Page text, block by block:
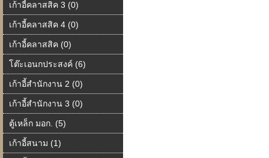
เก้าอี้คลาสสิค 3 (0)
เก้าอี้คลาสสิค 4 (0)
เก้าอี้คลาสสิค (0)
โต๊ะเอนกประสงค์ (6)
เก้าอี้สำนักงาน 2 (0)
เก้าอี้สำนักงาน 3 (0)
ตู้เหล็ก มอก. (5)
เก้าอี้สนาม (1)